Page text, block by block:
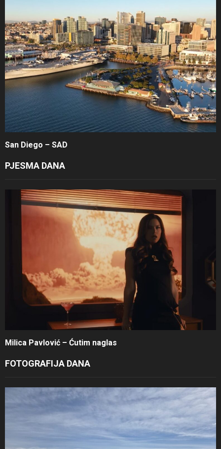
San Diego – SAD
PJESMA DANA
Milica Pavlović – Ćutim naglas
FOTOGRAFIJA DANA